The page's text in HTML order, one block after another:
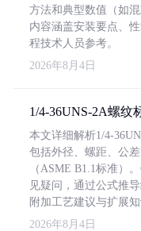
方法和典型数值（如混
内容涵盖安装要点、
程技术人员参考。
2026年8月4日
1/4-36UNS-2A螺纹
本文详细解析1/4-
包括外径、螺距、公
（ASME B1.1标准）
见疑问，通过公式推
附加工艺建议与扩展知
2026年8月4日